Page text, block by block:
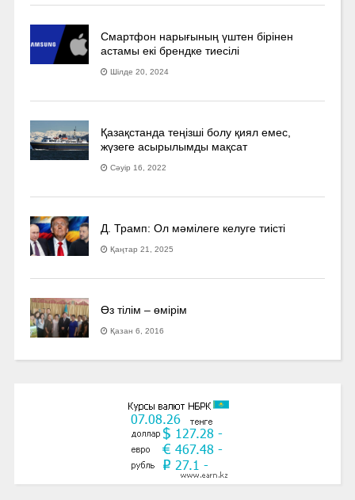
Смартфон нарығының үштен бірінен
астамы екі брендке тиесілі
Шілде 20, 2024
Қазақстанда теңізші болу қиял емес,
жүзеге асырылымды мақсат
Сәуір 16, 2022
Д. Трамп: Ол мәмілеге келуге тиісті
Қаңтар 21, 2025
Өз тілім – өмірім
Қазан 6, 2016